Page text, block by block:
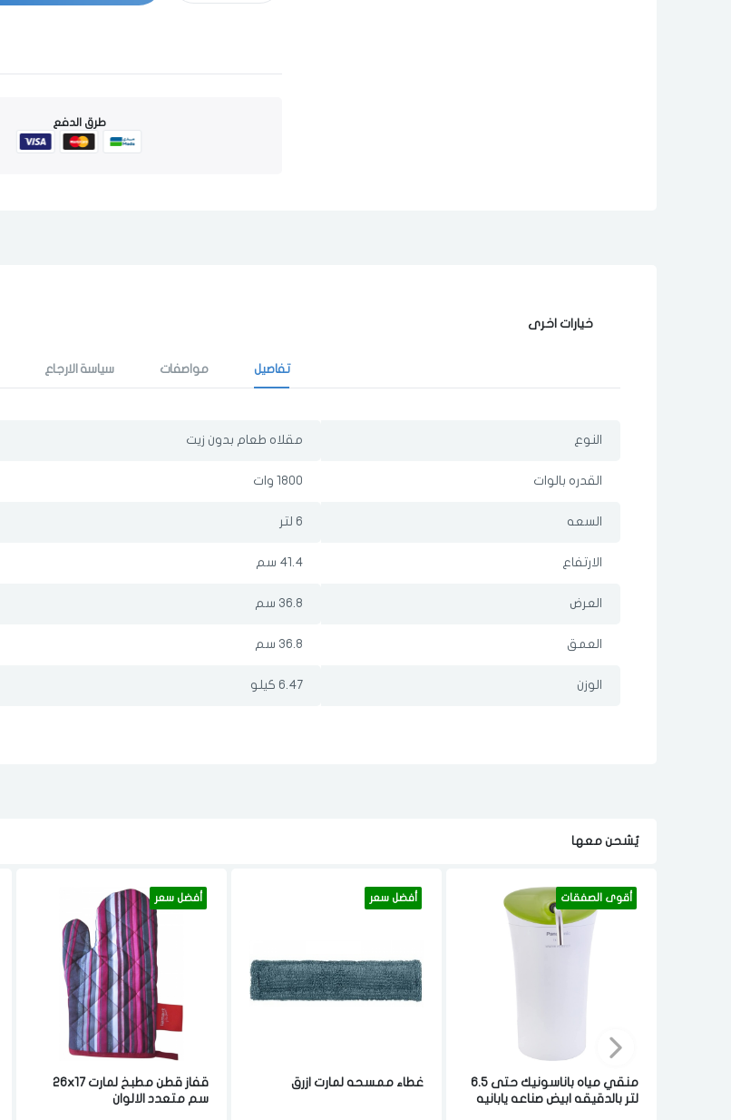
طرق الدفع
خيارات اخرى
تفاصيل مواصفات سياسة الارجاع
النوع مقلاه طعام بدون زيت
القدره بالوات 1800 وات
السعه 6 لتر
الارتفاع 41.4 سم
العرض 36.8 سم
العمق 36.8 سم
الوزن 6.47 كيلو
يٌشحن معها
أقوى الصفقات
منقي مياه باناسونيك حتى 6.5
لتر بالدقيقه ابيض صناعه يابانيه
أفضل سعر
غطاء ممسحه لمارت ازرق
أفضل سعر
قفاز قطن مطبخ لمارت 26x17
سم متعدد الالوان
رقم الجوال
اختر المدينة
اختر المدينة
اختر المدينة